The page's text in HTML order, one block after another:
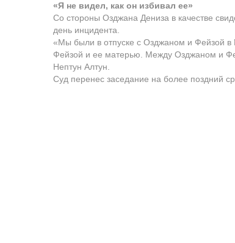
«Я не видел, как он избивал ее»
Со стороны Озджана Дениза в качестве
день инцидента.
«Мы были в отпуске с Озджаном и Фейзой в
Фейзой и ее матерью. Между Озджаном и
Нептун Алтун.
Суд перенес заседание на более поздний